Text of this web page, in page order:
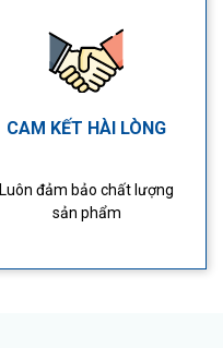
CAM KẾT HÀI LÒNG
Luôn đảm bảo chất lượng
sản phẩm